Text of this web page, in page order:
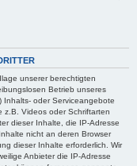
unserer berechtigten
Betrieb unseres
Inhalts- oder Serviceangebote
z.B. Videos oder Schriftarten
dieser Inhalte, die IP-Adresse
nicht an deren Browser
dieser Inhalte erforderlich. Wir
Anbieter die IP-Adresse